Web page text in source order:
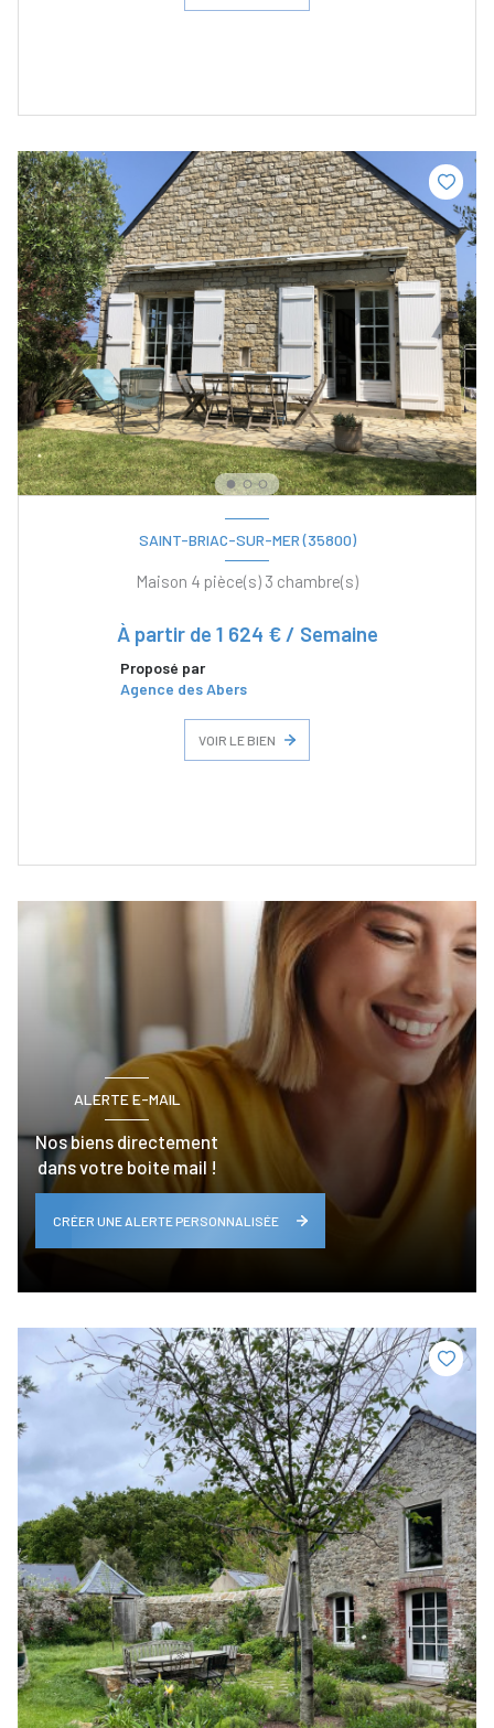
SAINT-BRIAC-SUR-MER (35800)
Maison 4 pièce(s) 3 chambre(s)
À partir de 1 624 € / Semaine
Proposé par
Agence des Abers
VOIR LE BIEN
ALERTE E-MAIL
Nos biens directement
dans votre boite mail !
CRÉER UNE ALERTE PERSONNALISÉE